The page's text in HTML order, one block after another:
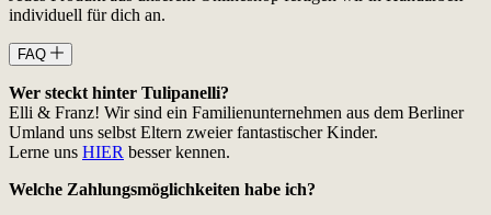
individuell für dich an.
FAQ
Wer steckt hinter Tulipanelli?
Elli & Franz! Wir sind ein Familienunternehmen aus dem Berliner
Umland uns selbst Eltern zweier fantastischer Kinder.
Lerne uns HIER besser kennen.
Welche Zahlungsmöglichkeiten habe ich?